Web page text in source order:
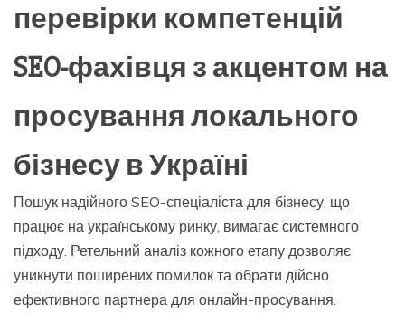
перевірки компетенцій
SEO-фахівця з акцентом на
просування локального
бізнесу в Україні
Пошук надійного SEO-спеціаліста для бізнесу, що
працює на українському ринку, вимагає системного
підходу. Ретельний аналіз кожного етапу дозволяє
уникнути поширених помилок та обрати дійсно
ефективного партнера для онлайн-просування.